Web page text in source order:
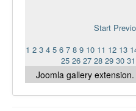
Ермаковополе.рф
Start
1 2 3 4 5 6 7 8 9 10 11 12 13
25 26 27 28 29 30 31
Joomla gallery